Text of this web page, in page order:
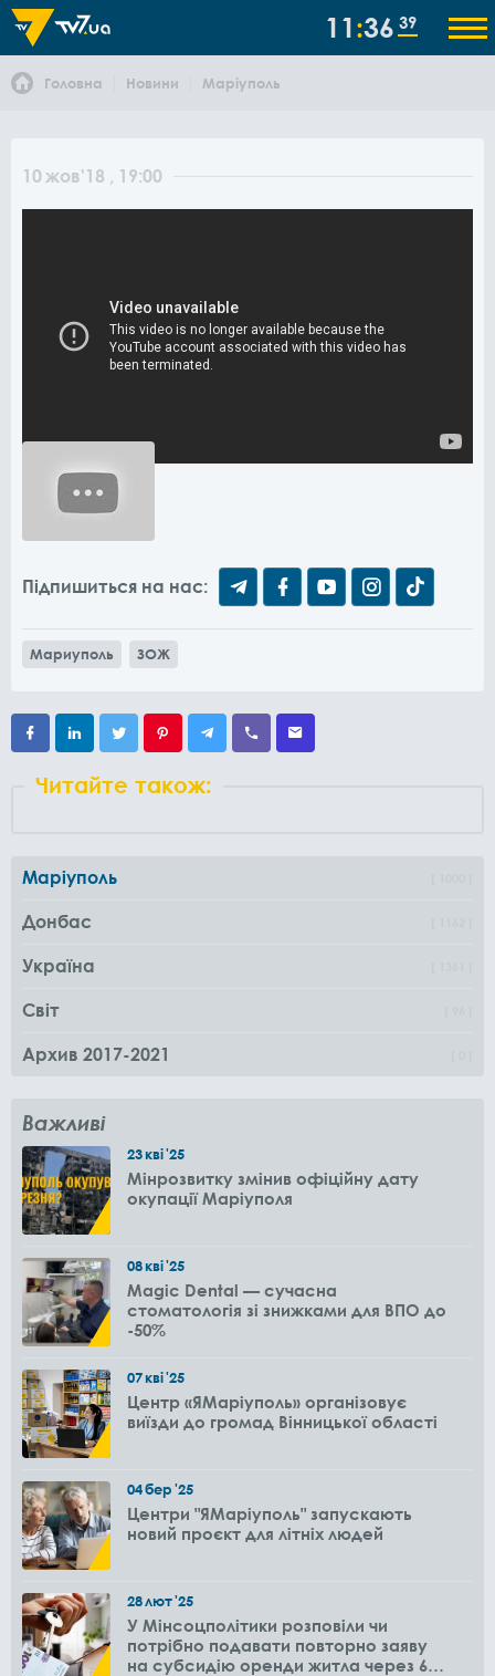
11 36 39
Головна Новини Маріуполь
10 жов'18 , 19:00
Підпишиться на нас:
Мариуполь ЗОЖ
Читайте також:
Маріуполь
Донбас
Україна
Світ
Архив 2017-2021
Важливі
23кві'25
Мінрозвитку змінив офіційну дату
окупації Маріуполя
08кві'25
Magic Dental — сучасна
стоматологія зі знижками для ВПО до
-50%
07кві'25
Центр «ЯМаріуполь» організовує
виїзди до громад Вінницької області
04бер'25
Центри "ЯМаріуполь" запускають
новий проєкт для літніх людей
28лют'25
У Мінсоцполітики розповіли чи
потрібно подавати повторно заяву
на субсидію оренди житла через 6